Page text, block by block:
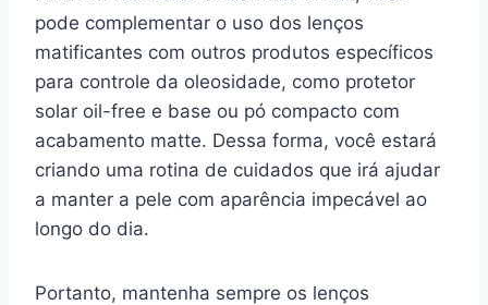
pode complementar o uso dos lenços
matificantes com outros produtos específicos
para controle da oleosidade, como protetor
solar oil-free e base ou pó compacto com
acabamento matte. Dessa forma, você estará
criando uma rotina de cuidados que irá ajudar
a manter a pele com aparência impecável ao
longo do dia.
Portanto, mantenha sempre os lenços